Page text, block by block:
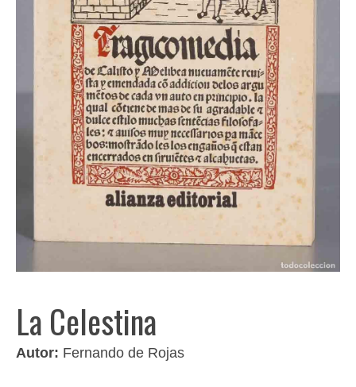
La Celestina
Autor: Fernando de Rojas